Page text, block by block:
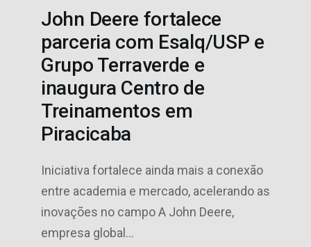
John Deere fortalece
parceria com Esalq/USP e
Grupo Terraverde e
inaugura Centro de
Treinamentos em
Piracicaba
Iniciativa fortalece ainda mais a conexão
entre academia e mercado, acelerando as
inovações no campo A John Deere,
empresa global…